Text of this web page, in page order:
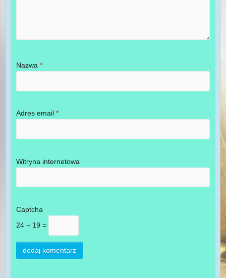
Nazwa *
Adres email *
Witryna internetowa
Captcha
24 − 19 =